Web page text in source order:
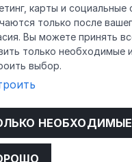
карты и социальные
только после
Вы можете принять
только необходимые
выбор.
НЕОБХОДИМЫЕ